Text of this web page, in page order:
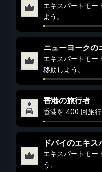
エキスパートモー
よう。
ニューヨークの
エキスパートモー
移動しよう。
香港の旅行者
香港を 400 回旅行
ドバイのエキス
エキスパートモー
う。